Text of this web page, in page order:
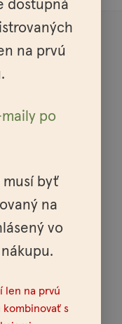
dostupná
na prvú
po
musí byť
na
vo
len na prvú
kombinovať s